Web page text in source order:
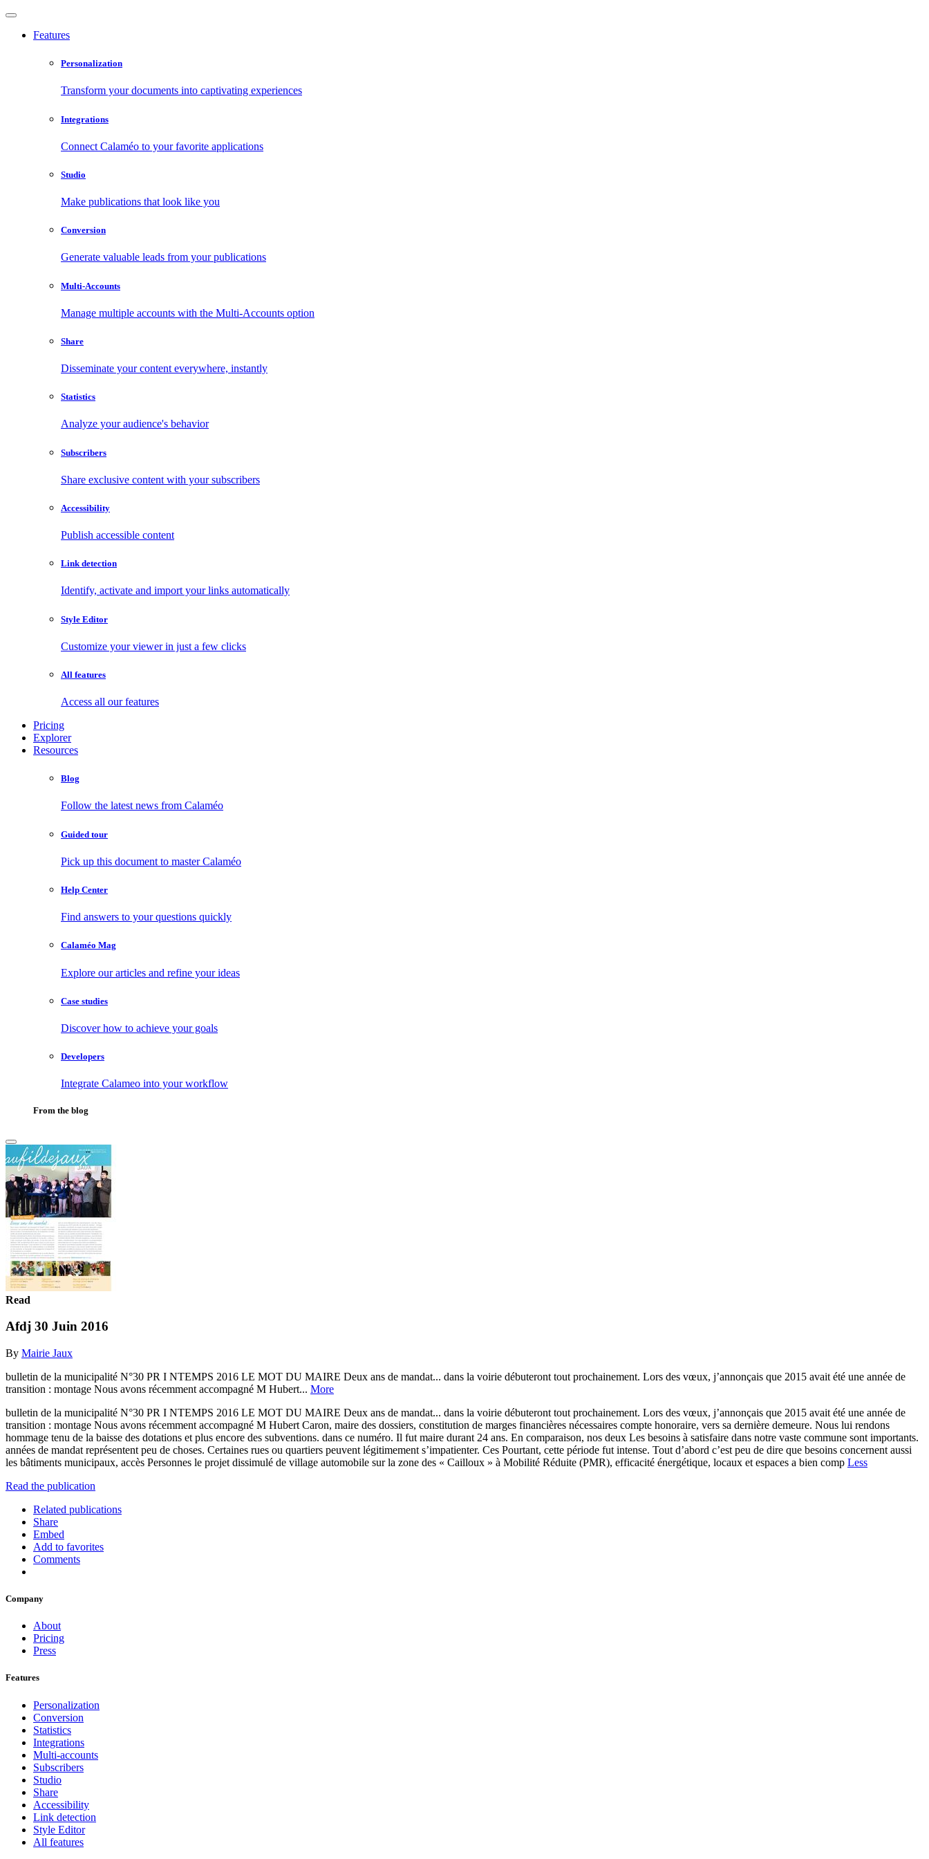
Features
Personalization
Transform your documents into captivating experiences
Integrations
Connect Calaméo to your favorite applications
Studio
Make publications that look like you
Conversion
Generate valuable leads from your publications
Multi-Accounts
Manage multiple accounts with the Multi-Accounts option
Share
Disseminate your content everywhere, instantly
Statistics
Analyze your audience's behavior
Subscribers
Share exclusive content with your subscribers
Accessibility
Publish accessible content
Link detection
Identify, activate and import your links automatically
Style Editor
Customize your viewer in just a few clicks
All features
Access all our features
Pricing
Explorer
Resources
Blog
Follow the latest news from Calaméo
Guided tour
Pick up this document to master Calaméo
Help Center
Find answers to your questions quickly
Calaméo Mag
Explore our articles and refine your ideas
Case studies
Discover how to achieve your goals
Developers
Integrate Calameo into your workflow
From the blog
Read
Afdj 30 Juin 2016
By Mairie Jaux
bulletin de la municipalité N°30 PR I NTEMPS 2016 LE MOT DU MAIRE Deux ans de mandat... dans la voirie débuteront tout prochainement. Lors des vœux, j’annonçais que 2015 avait été une année de
transition : montage Nous avons récemment accompagné M Hubert... More
bulletin de la municipalité N°30 PR I NTEMPS 2016 LE MOT DU MAIRE Deux ans de mandat... dans la voirie débuteront tout prochainement. Lors des vœux, j’annonçais que 2015 avait été une année de
transition : montage Nous avons récemment accompagné M Hubert Caron, maire des dossiers, constitution de marges financières nécessaires compte honoraire, vers sa dernière demeure. Nous lui rendons
hommage tenu de la baisse des dotations et plus encore des subventions. dans ce numéro. Il fut maire durant 24 ans. En comparaison, nos deux Les besoins à satisfaire dans notre vaste commune sont importants.
années de mandat représentent peu de choses. Certaines rues ou quartiers peuvent légitimement s’impatienter. Ces Pourtant, cette période fut intense. Tout d’abord c’est peu de dire que besoins concernent aussi
les bâtiments municipaux, accès Personnes le projet dissimulé de village automobile sur la zone des « Cailloux » à Mobilité Réduite (PMR), efficacité énergétique, locaux et espaces a bien comp Less
Read the publication
Related publications
Share
Embed
Add to favorites
Comments
Company
About
Pricing
Press
Features
Personalization
Conversion
Statistics
Integrations
Multi-accounts
Subscribers
Studio
Share
Accessibility
Link detection
Style Editor
All features